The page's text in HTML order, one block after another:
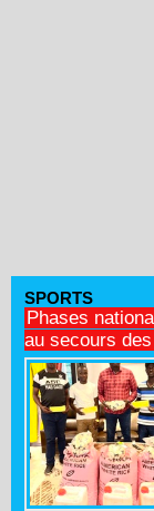
SPORTS
Phases
au secours